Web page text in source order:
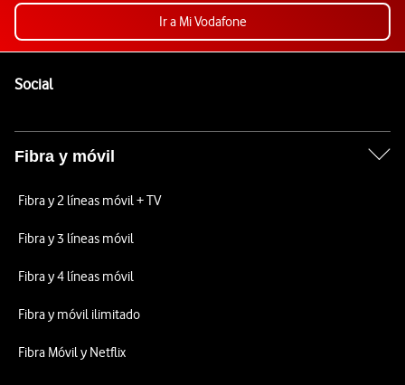
Ir a Mi Vodafone
SocialEnlaces a las redes sociales de Vodafone
Fibra y móvil
Fibra y 2 líneas móvil + TV
Fibra y 3 líneas móvil
Fibra y 4 líneas móvil
Fibra y móvil ilimitado
Fibra Móvil y Netflix